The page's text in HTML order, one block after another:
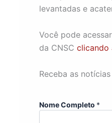
levantadas e
Você pode
da CNSC clicando
Receba as
Nome Completo *